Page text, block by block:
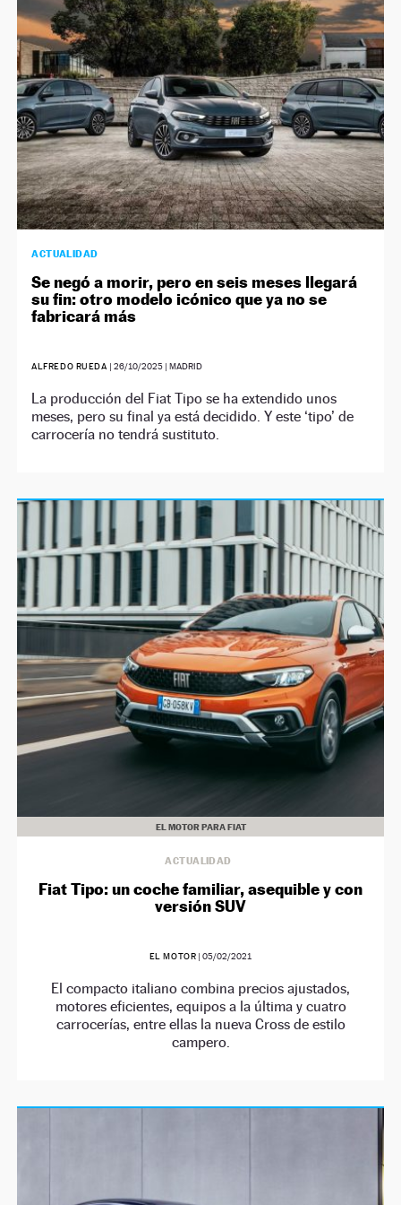
NEWSLETTER
SÍGUENOS
ACTUALIDAD
Se negó a morir, pero en seis meses llegará
su fin: otro modelo icónico que ya no se
fabricará más
ALFREDO RUEDA | 26/10/2025| MADRID
La producción del Fiat Tipo se ha extendido unos
meses, pero su final ya está decidido. Y este ‘tipo’ de
carrocería no tendrá sustituto.
EL MOTOR PARA FIAT
ACTUALIDAD
Fiat Tipo: un coche familiar, asequible y con
versión SUV
EL MOTOR |05/02/2021
El compacto italiano combina precios ajustados,
motores eficientes, equipos a la última y cuatro
carrocerías, entre ellas la nueva Cross de estilo
campero.